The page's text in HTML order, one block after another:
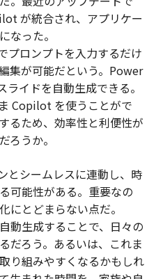
が統合され、アプリケー
なった。
ロンプトを入力するだけ
集が可能だという。Power
イドを自動生成できる。
Copilot を使うことがで
るため、効率性と利便性が
ろうか。
シームレスに連動し、時
可能性がある。重要なの
にとどまらない点だ。
動生成することで、日々の
だろう。あるいは、これま
り組みやすくなるかもしれ